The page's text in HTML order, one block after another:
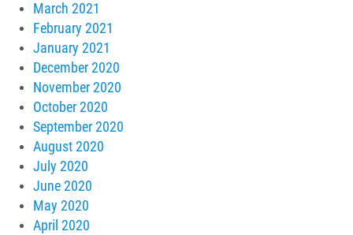
March 2021
February 2021
January 2021
December 2020
November 2020
October 2020
September 2020
August 2020
July 2020
June 2020
May 2020
April 2020